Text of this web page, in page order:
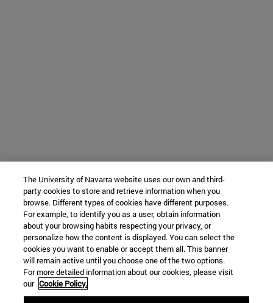
The University of Navarra website uses our own and third-
party cookies to store and retrieve information when you
browse. Different types of cookies have different purposes.
For example, to identify you as a user, obtain information
about your browsing habits respecting your privacy, or
personalize how the content is displayed. You can select the
cookies you want to enable or accept them all. This banner
will remain active until you choose one of the two options.
For more detailed information about our cookies, please visit
our Cookie Policy.